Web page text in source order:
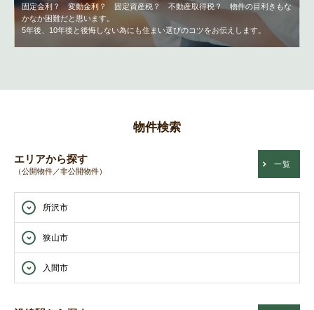
固定金利？ 変動金利？ 固定資産税？ 不動産取得税？ 物件の目利きもな
かなか困難だと思います。
5年後、10年後と後悔しない為にも住まい選びのコツをお伝えします。
物件検索
エリアから探す
（公開物件／非公開物件）
一覧
所沢市
狭山市
入間市